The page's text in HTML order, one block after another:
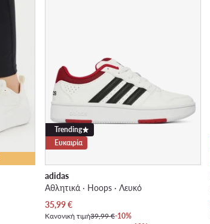
Trending
Ευκαιρία
adidas
Αθλητικά · Hoops · Λευκό
Τρέχουσα τιμή
35,99€
Κανονική τιμή39,99 €-10%